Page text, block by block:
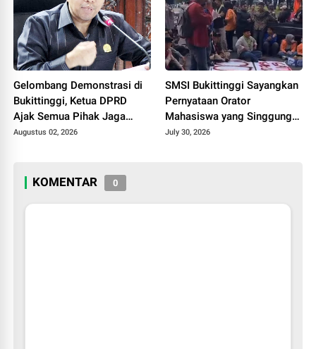
Gelombang Demonstrasi di
Bukittinggi, Ketua DPRD
Ajak Semua Pihak Jaga
Kondusivitas.
Augustus 02, 2026
SMSI Bukittinggi Sayangkan
Pernyataan Orator
Mahasiswa yang Singgung
Wartawan Saat Aksi
July 30, 2026
KOMENTAR 0